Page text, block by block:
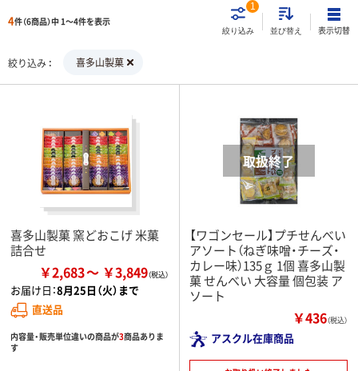
4件（6商品）中 1～4件を表示
絞り込み
1
並び替え 表示切替
絞り込み 喜多山製菓
喜多山製菓 窯どおこげ 米菓
詰合せ
￥2,683 ￥3,849
お届け日：8月25日（火）まで
直送品
内容量・販売単位違いの商品が3商品ありま
す
【ワゴンセール】プチせんべい
アソート（ねぎ味噌・チーズ・
カレー味）135ｇ 1個 喜多山製
菓 せんべい 大容量 個包装 ア
ソート
￥436（税込）
アスクル在庫商品